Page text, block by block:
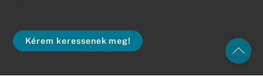
Back
To
Top
Kérem keressenek meg!